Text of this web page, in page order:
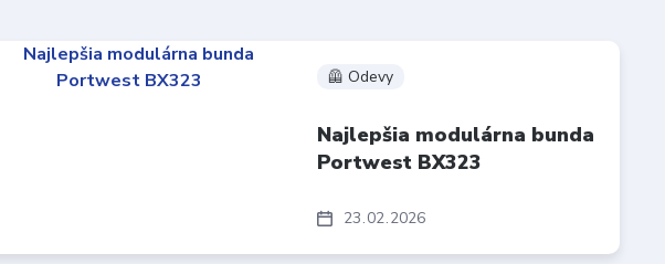
23 02 2026
🦺 Odevy
Najlepšia modulárna bunda
Portwest BX323